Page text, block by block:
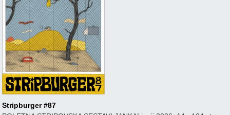
Stripburger #87